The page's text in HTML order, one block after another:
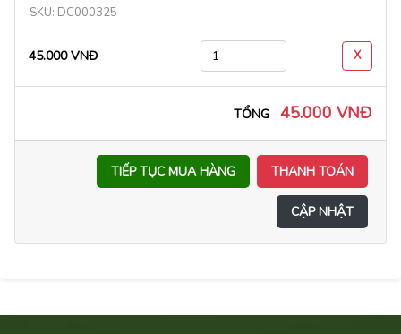
SKU: DC000325
45.000 VNĐ X
TỔNG 45.000 VNĐ
THANH TOÁN
TIẾP TỤC MUA HÀNG
CẬP NHẬT